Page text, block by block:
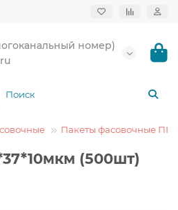
номер)
Пакеты фасовочные
(500шт)